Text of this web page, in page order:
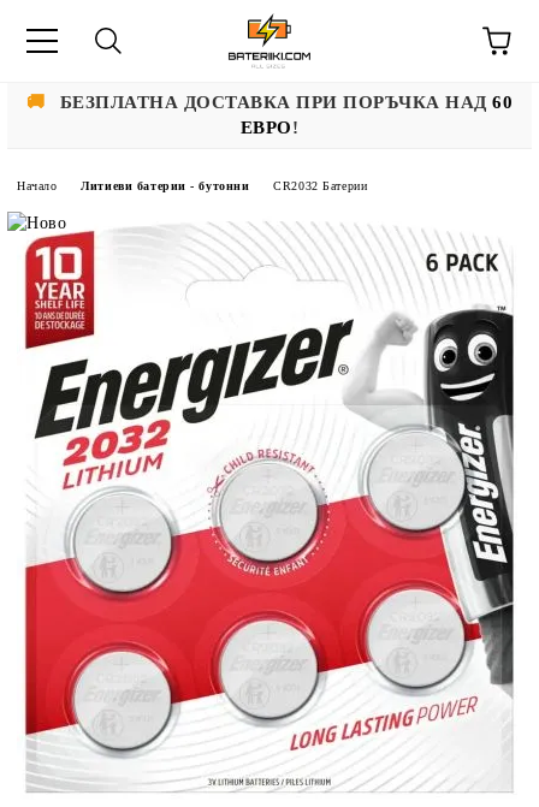
🚚 БЕЗПЛАТНА ДОСТАВКА ПРИ ПОРЪЧКА НАД60
ЕВРО!
Начало Литиеви батерии - бутонни CR2032 Батерии